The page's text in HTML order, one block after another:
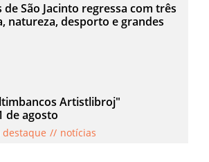
de São Jacinto regressa com três
natureza, desporto e grandes
Artistlibroj"
de agosto
notícias